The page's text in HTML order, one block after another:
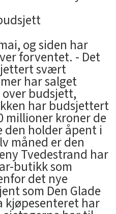
og siden har
forventet. - Det
svært
har salget
budsjett,
har budsjettert
millioner kroner de
den holder åpent i
måned er den
Tvedestrand har
butikk som
det nye
som Den Glade
kjøpesenteret har